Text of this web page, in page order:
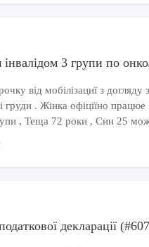
3 групи по
від мобілізациї з догляду
груди . Жінка офіціїно
, Теща 72 роки , Син 25
декларації